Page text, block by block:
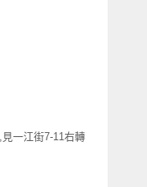
見一江街7-11右轉